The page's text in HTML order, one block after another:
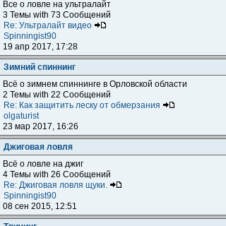
Все о ловле на ультралайт
3 Темы with 73 Сообщений
Re: Ультралайт видео
Spinningist90
19 апр 2017, 17:28
Зимний спиннинг
Всё о зимнем спиннинге в Орловской области
2 Темы with 22 Сообщений
Re: Как защитить леску от обмерзания
olgaturist
23 мар 2017, 16:26
Джиговая ловля
Всё о ловле на джиг
4 Темы with 26 Сообщений
Re: Джиговая ловля щуки.
Spinningist90
08 сен 2015, 12:51